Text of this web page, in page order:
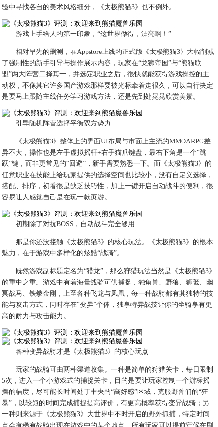
验中寻找各自的美术风格细分，《太极熊猫3》也不例外。
游戏上手给人的第一印象，“这世界做得，漂亮啊！”
相对早先的删测，在Appstore上线的正式版《太极熊猫3》大幅削减
了强制性的新手引导与操作展示内容，玩家在“龙狮帝国”与“熊猫联
盟”两大阵营二择其一，并选定职业之后，很快就能获得游戏操控的主
动权，不像其它许多国产游戏那样要被光标牵着走很久，可以自行决定
是要马上跟随主线任务学习游戏方法，还是先到处晃晃欣赏美景。
引导随机阵营选择平衡双方势力
《太极熊猫3》整体上的界面UI布局与市面上主流的MMOARPG差
异不大，操作也是左手虚拟摇杆+右手猫爪键盘，最右下角是一个“跳
跃”键，而非更常见的“回避”，新手需要熟悉一下。而《太极熊猫3》的
任意职业在技能上给玩家提供的选择空间也比较小，没有自定义选择，
搭配、排序，初看很是缺乏技巧性，加上一键开启自动战斗的便利，很
容易让人感觉自己是在玩一款页游。
初期除了对抗BOSS，自动战斗完全够用
那是你还没接触《太极熊猫3》的核心玩法。《太极熊猫3》的根本
魅力，在于游戏中多样化的炫酷“战骑”。
既然游戏副标题定名为“猎龙”，那么狩猎玩法当然是《太极熊猫3》
的重中之重。游戏中有着海量战骑可供捕捉，独角兽、野狼、狮鹫、幽
冥战马、铁拳金刚，上至各种飞龙与凤凰，每一种战骑都有其独特的技
能与攻击方式，同时存在“变异”个体，独享特异战技让你的坐骑享有更
高的耐力与攻击能力。
各种变异战骑才是《太极熊猫3》的核心玩点
玩家的战骑可由两种渠道收集。一种是简单的狩猎关卡，每日限制
5次，进入一个小游戏式的捕捉关卡，目的是要让玩家控制一个游标摇
摆的幅度，尽可能长时间处于中央的“高好感”区域，克服野兽们的“狂
暴”，以较短的时间完成捕捉提高评价，有更高概率获得变异战骑；另
一种则来源于《太极熊猫3》大世界中不时开启的野外抓捕，特定时间
点会有稀有战骑出现在游戏中的某个地点，所有玩家可以提前守候在刷